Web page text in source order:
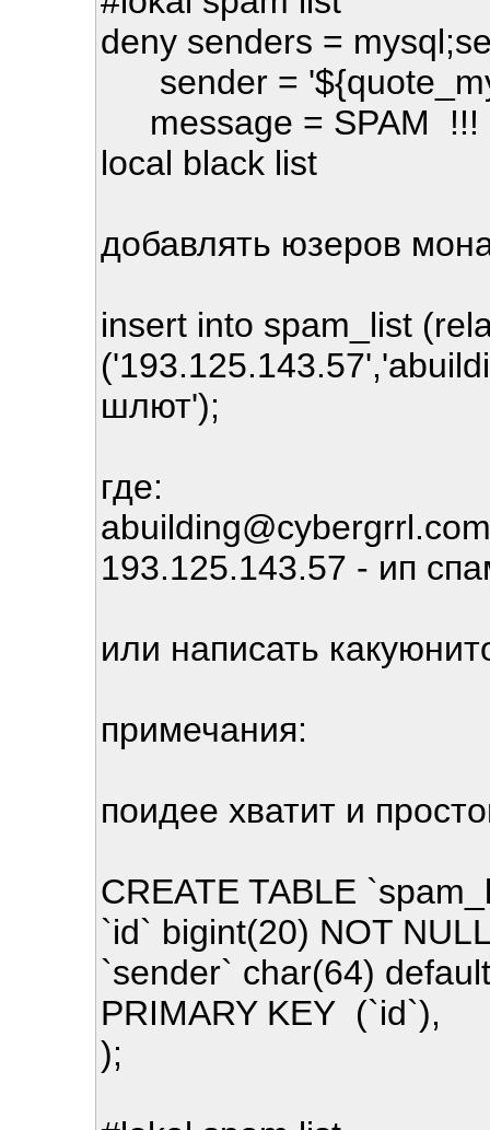
deny senders =
sender =
message = SPAM !!!
local black list
добавлять юзеров
insert into spam_list
шлют');
где:
193.125.143.57 - ип
или написать
примечания:
поидее хватит и
CREATE TABLE
`id` bigint(20) NOT
`sender` char(64)
PRIMARY KEY (`id`),
);